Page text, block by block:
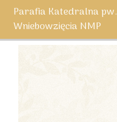
Parafia Katedralna pw.
Wniebowzięcia NMP